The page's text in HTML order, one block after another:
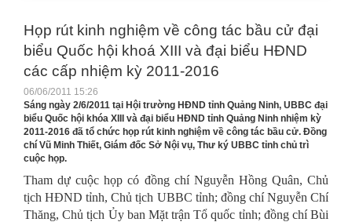
Họp rút kinh nghiệm về công tác bầu cử đại
biểu Quốc hội khoá XIII và đại biểu HĐND
các cấp nhiệm kỳ 2011-2016
06/06/2011 15:26
Sáng ngày 2/6/2011 tại Hội trường HĐND tỉnh Quảng Ninh, UBBC đại
biểu Quốc hội khóa XIII và đại biểu HĐND tỉnh Quảng Ninh nhiệm kỳ
2011-2016 đã tổ chức họp rút kinh nghiệm về công tác bầu cử. Đồng
chí Vũ Minh Thiết, Giám đốc Sở Nội vụ, Thư ký UBBC tỉnh chủ trì
cuộc họp.
Tham dự cuộc họp có đồng chí Nguyễn Hồng Quân, Chủ
tịch HĐND tỉnh, Chủ tịch UBBC tỉnh; đồng chí Nguyễn Chí
Thăng, Chủ tịch Ủy ban Mặt trận Tổ quốc tỉnh; đồng chí Bùi